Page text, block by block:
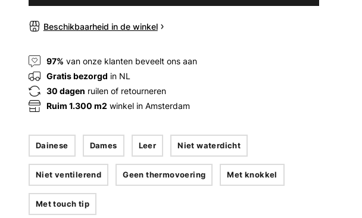
Beschikbaarheid in de winkel
97% van onze klanten beveelt ons aan
Gratis bezorgd in NL
30 dagen ruilen of retourneren
Ruim 1.300 m2 winkel in Amsterdam
Dainese Dames Leer Niet waterdicht
Niet ventilerend Geen thermovoering Met knokkel
Met touch tip